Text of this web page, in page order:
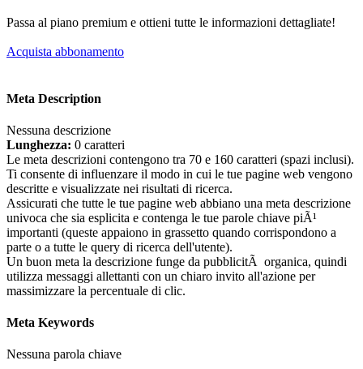
Passa al piano premium e ottieni tutte le informazioni dettagliate!
Acquista abbonamento
Meta Description
Nessuna descrizione
Lunghezza: 0 caratteri
Le meta descrizioni contengono tra 70 e 160 caratteri (spazi inclusi).
Ti consente di influenzare il modo in cui le tue pagine web vengono
descritte e visualizzate nei risultati di ricerca.
Assicurati che tutte le tue pagine web abbiano una meta descrizione
univoca che sia esplicita e contenga le tue parole chiave piÃ¹
importanti (queste appaiono in grassetto quando corrispondono a
parte o a tutte le query di ricerca dell'utente).
Un buon meta la descrizione funge da pubblicitÃ organica, quindi
utilizza messaggi allettanti con un chiaro invito all'azione per
massimizzare la percentuale di clic.
Meta Keywords
Nessuna parola chiave